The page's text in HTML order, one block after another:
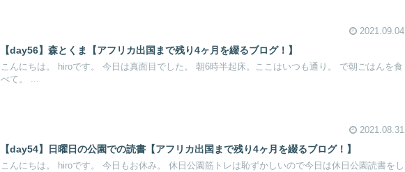
2021.09.04
【day56】森とくま【アフリカ出国まで残り4ヶ月を綴るブログ！】
こんにちは。 hiroです。 今日は真面目でした。 朝6時半起床。ここはいつも通り。 で朝ごはんを食
べて。 ...
2021.08.31
【day54】日曜日の公園での読書【アフリカ出国まで残り4ヶ月を綴るブログ！】
こんにちは。 hiroです。 今日もお休み。 休日公園筋トレは恥ずかしいので今日は休日公園読書をし